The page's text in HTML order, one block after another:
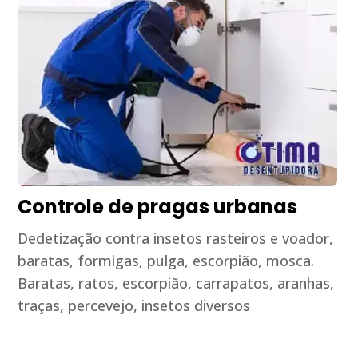
Controle de pragas urbanas
Dedetização contra insetos rasteiros e voador,
baratas, formigas, pulga, escorpião, mosca.
Baratas, ratos, escorpião, carrapatos, aranhas,
traças, percevejo, insetos diversos